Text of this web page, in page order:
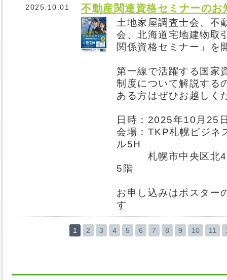
2025.10.01 不動産関連資格セミナーのお
土地家屋調査士会、不
会、北海道宅地建物取
関係資格セミナー」を
第一線で活躍する国家
制度について解説する
ある方はぜひお越しく
日時：2025年10月25
会場：TKP札幌ビジネ
ル5H
札幌市中央区北4
5階
お申し込みはポスター
す
1 2 3 4 5 6 7 8 9 10 11